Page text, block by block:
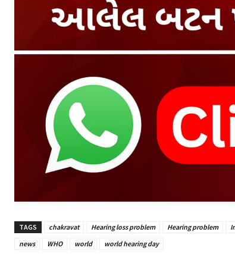
TAGS chakravat Hearing loss problem Hearing problem
news
WHO world world hearing day